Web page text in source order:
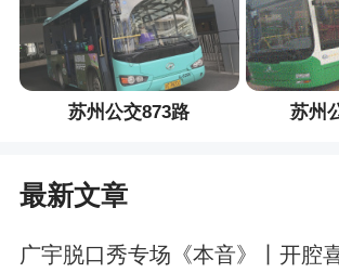
苏州公交873路 苏州
最新文章
广宇脱口秀专场《本音》丨开腔